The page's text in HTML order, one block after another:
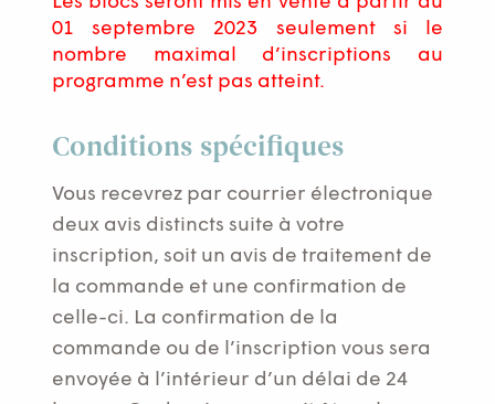
01 septembre 2023 seulement si le
nombre maximal d’inscriptions au
programme n’est pas atteint.
Conditions spécifiques
Vous recevrez par courrier électronique
deux avis distincts suite à votre
inscription, soit un avis de traitement de
la commande et une confirmation de
celle-ci. La confirmation de la
commande ou de l’inscription vous sera
envoyée à l’intérieur d’un délai de 24